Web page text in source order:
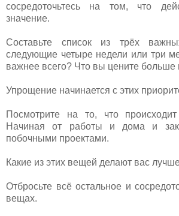
сосредоточьтесь на том, что
значение.
Составьте список из трёх
следующие четыре недели или три
важнее всего? Что вы цените больше
Упрощение начинается с этих
Посмотрите на то, что
Начиная от работы и дома и
побочными проектами.
Какие из этих вещей делают вас
Отбросьте всё остальное и
вещах.